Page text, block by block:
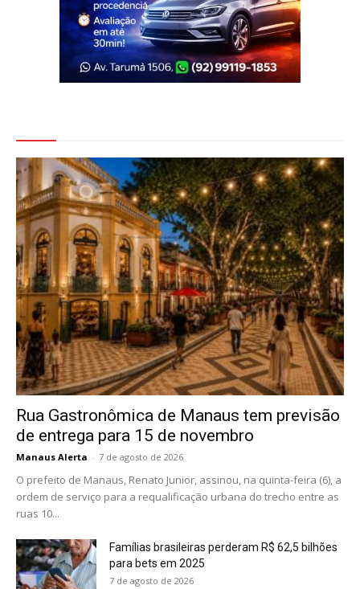
Rua Gastronômica de Manaus tem previsão
de entrega para 15 de novembro
Manaus Alerta - 7 de agosto de 2026
O prefeito de Manaus, Renato Junior, assinou, na quinta-feira (6), a
ordem de serviço para a requalificação urbana do trecho entre as
ruas 10...
Famílias brasileiras perderam R$ 62,5 bilhões
para bets em 2025
7 de agosto de 2026